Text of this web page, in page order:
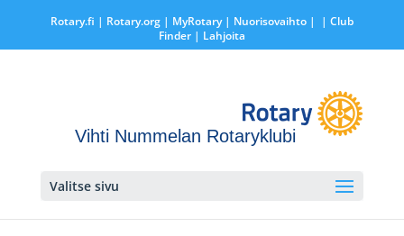
Rotary.fi | Rotary.org| MyRotary | Nuorisovaihto|
| Club
Finder| Lahjoita
Vihti Nummelan Rotaryklubi
Valitse sivu